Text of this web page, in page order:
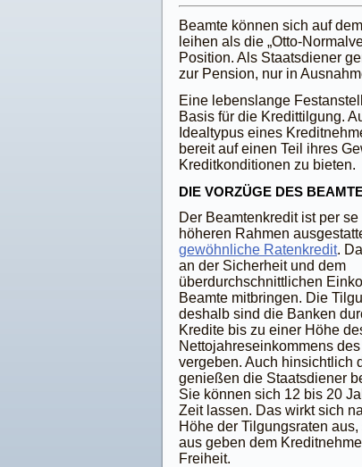
Beamte können sich auf
leihen als die „Otto-
Position. Als Staatsdiener
zur Pension, nur in
Eine lebenslange
Basis für die Kredittilgung.
Idealtypus eines
bereit auf einen Teil ihres
Kreditkonditionen zu bieten.
DIE VORZÜGE DES
Der Beamtenkredit ist per
höheren Rahmen
gewöhnliche Ratenkredit.
an der Sicherheit und dem
überdurchschnittlichen
Beamte mitbringen. Die
deshalb sind die Banken
Kredite bis zu einer Höhe
Nettojahreseinkommens
vergeben. Auch hinsichtlich
genießen die Staatsdiener
Sie können sich 12 bis 20
Zeit lassen. Das wirkt sich
Höhe der Tilgungsraten
aus geben dem
Freiheit.